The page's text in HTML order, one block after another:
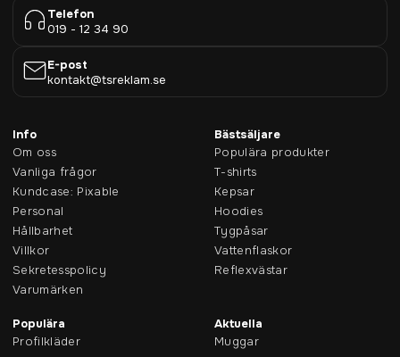
Telefon
019 - 12 34 90
E-post
kontakt@tsreklam.se
Info
Om oss
Vanliga frågor
Kundcase: Pixable
Personal
Hållbarhet
Villkor
Sekretesspolicy
Varumärken
Bästsäljare
Populära produkter
T-shirts
Kepsar
Hoodies
Tygpåsar
Vattenflaskor
Reflexvästar
Populära
Profilkläder
Aktuella
Muggar